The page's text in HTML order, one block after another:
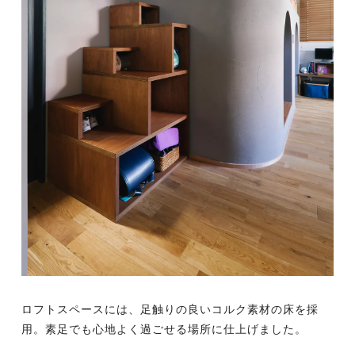
ロフトスペースには、足触りの良いコルク素材の床を採
用。素足でも心地よく過ごせる場所に仕上げました。